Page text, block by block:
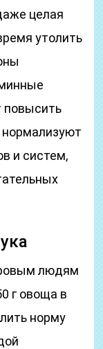
целая
утолить
повысить
и систем,
людям
г овоща в
норму